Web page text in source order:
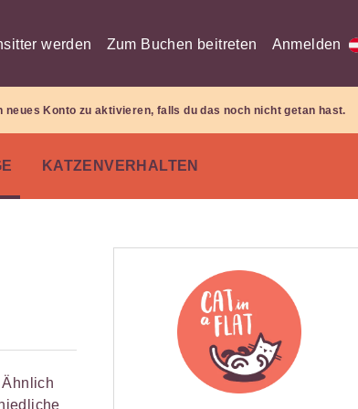
werden Zum Buchen beitreten Anmelden
neues Konto zu aktivieren, falls du das noch nicht getan hast.
KATZENVERHALTEN